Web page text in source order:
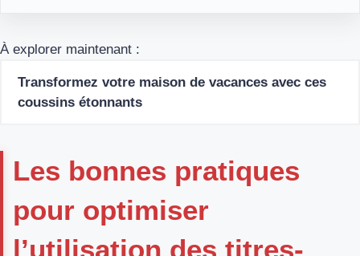
À explorer maintenant :
Transformez votre maison de vacances avec ces
coussins étonnants
Les bonnes pratiques
pour optimiser
l’utilisation des titres-